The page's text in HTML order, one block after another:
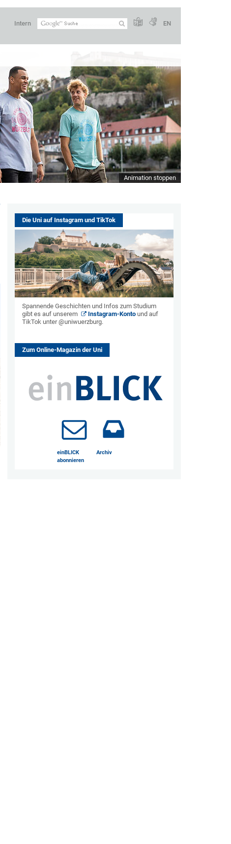
Intern EN
Animation stoppen
Die Uni auf Instagram und TikTok
Spannende Geschichten und Infos zum Studium
gibt es auf unserem
Instagram-Konto und auf
TikTok unter @uniwuerzburg.
Zum Online-Magazin der Uni
einBLICK
abonnieren
Archiv